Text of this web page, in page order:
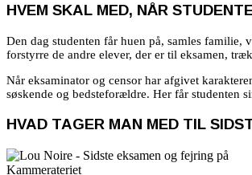
HVEM SKAL MED, NÅR
Den dag studenten får huen på, samles
forstyrre de andre elever, der er til eksamen,
Når eksaminator og censor har afgivet
søskende og bedsteforældre. Her får studenten
HVAD TAGER MAN MED TIL